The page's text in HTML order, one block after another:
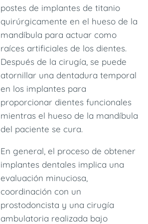
postes de implantes de titanio
quirúrgicamente en el hueso de la
mandíbula para actuar como
raíces artificiales de los dientes.
Después de la cirugía, se puede
atornillar una dentadura temporal
en los implantes para
proporcionar dientes funcionales
mientras el hueso de la mandíbula
del paciente se cura.
En general, el proceso de obtener
implantes dentales implica una
evaluación minuciosa,
coordinación con un
prostodoncista y una cirugía
ambulatoria realizada bajo